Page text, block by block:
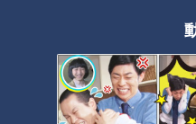
副島